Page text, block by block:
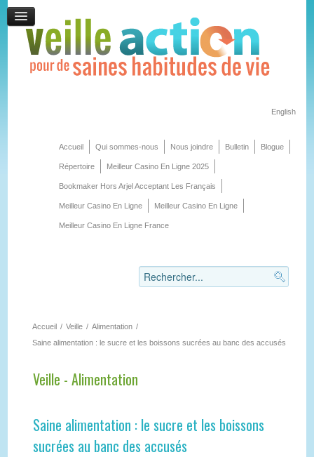
English
Accueil Qui sommes-nous Nous joindre Bulletin Blogue
Répertoire Meilleur Casino En Ligne 2025
Bookmaker Hors Arjel Acceptant Les Français
Meilleur Casino En Ligne Meilleur Casino En Ligne
Meilleur Casino En Ligne France
Accueil / Veille / Alimentation /
Saine alimentation : le sucre et les boissons sucrées au banc des accusés
Veille - Alimentation
Saine alimentation : le sucre et les boissons
sucrées au banc des accusés